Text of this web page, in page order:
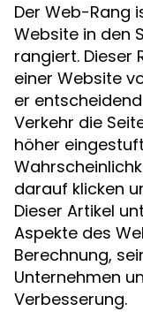
Der Web-Rang
Website in den
rangiert. Dieser
einer Website
er
Verkehr die
höher
darauf klicken
Dieser Artikel
Aspekte des
Berechnung,
Unternehmen
Verbesserung.